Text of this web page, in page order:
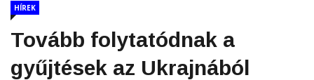
HÍREK
Tovább folytatódnak a
gyűjtések az Ukrajnából